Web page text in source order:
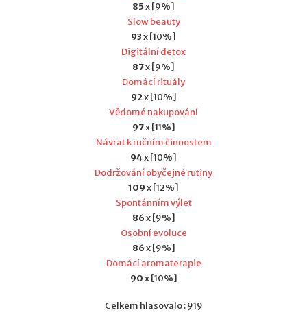
85x [9%]
Slow beauty
93x [10%]
Digitální detox
87x [9%]
Domácí rituály
92x [10%]
Vědomé nakupování
97x [11%]
Návrat k ručním činnostem
94x [10%]
Dodržování obyčejné rutiny
109x [12%]
Spontánním výlet
86x [9%]
Osobní evoluce
86x [9%]
Domácí aromaterapie
90x [10%]
Celkem hlasovalo : 919